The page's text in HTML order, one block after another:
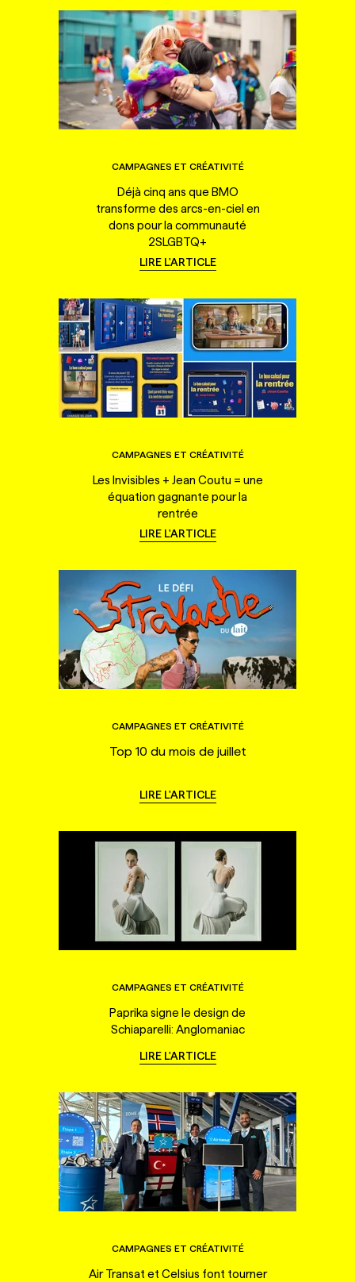
CAMPAGNES ET CRÉATIVITÉ
Déjà cinq ans que BMO
transforme des arcs-en-ciel en
dons pour la communauté
2SLGBTQ+
LIRE L'ARTICLE
CAMPAGNES ET CRÉATIVITÉ
Les Invisibles + Jean Coutu = une
équation gagnante pour la
rentrée
LIRE L'ARTICLE
CAMPAGNES ET CRÉATIVITÉ
Top 10 du mois de juillet
LIRE L'ARTICLE
CAMPAGNES ET CRÉATIVITÉ
Paprika signe le design de
Schiaparelli: Anglomaniac
LIRE L'ARTICLE
CAMPAGNES ET CRÉATIVITÉ
Air Transat et Celsius font tourner